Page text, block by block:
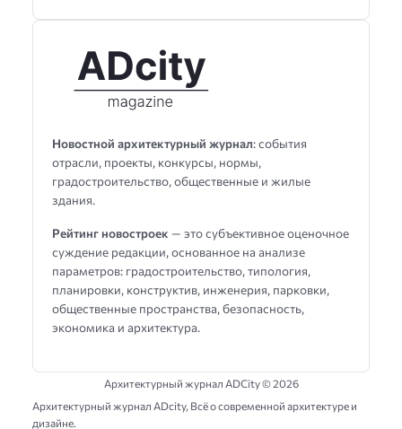
Новостной архитектурный журнал: события
отрасли, проекты, конкурсы, нормы,
градостроительство, общественные и жилые
здания.
Рейтинг новостроек — это субъективное оценочное
суждение редакции, основанное на анализе
параметров: градостроительство, типология,
планировки, конструктив, инженерия, парковки,
общественные пространства, безопасность,
экономика и архитектура.
Архитектурный журнал ADCity ©2026
Архитектурный журнал ADсity, Всё о современной архитектуре и
дизайне.